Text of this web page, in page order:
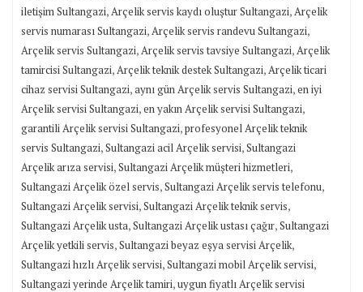
iletişim Sultangazi, Arçelik servis kaydı oluştur Sultangazi, Arçelik
servis numarası Sultangazi, Arçelik servis randevu Sultangazi,
Arçelik servis Sultangazi, Arçelik servis tavsiye Sultangazi, Arçelik
tamircisi Sultangazi, Arçelik teknik destek Sultangazi, Arçelik ticari
cihaz servisi Sultangazi,aynı gün Arçelik servis Sultangazi,en iyi
Arçelik servisi Sultangazi,en yakın Arçelik servisi Sultangazi,
garantili Arçelik servisi Sultangazi,profesyonel Arçelik teknik
servis Sultangazi,Sultangazi acil Arçelik servisi,Sultangazi
Arçelik arıza servisi,Sultangazi Arçelik müşteri hizmetleri,
Sultangazi Arçelik özel servis,Sultangazi Arçelik servis telefonu,
Sultangazi Arçelik servisi,Sultangazi Arçelik teknik servis,
Sultangazi Arçelik usta,Sultangazi Arçelik ustası çağır,Sultangazi
Arçelik yetkili servis,Sultangazi beyaz eşya servisi Arçelik,
Sultangazi hızlı Arçelik servisi,Sultangazi mobil Arçelik servisi,
Sultangazi yerinde Arçelik tamiri,uygun fiyatlı Arçelik servisi